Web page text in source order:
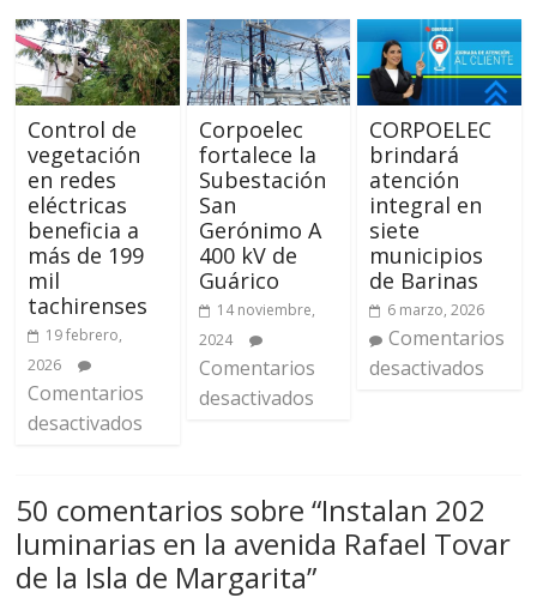
Control de
vegetación
en redes
eléctricas
beneficia a
más de 199
mil
tachirenses
19 febrero,
2026
Comentarios
desactivados
Corpoelec
fortalece la
Subestación
San
Gerónimo A
400 kV de
Guárico
14 noviembre,
2024
Comentarios
desactivados
CORPOELEC
brindará
atención
integral en
siete
municipios
de Barinas
6 marzo, 2026
Comentarios
desactivados
50 comentarios sobre “Instalan 202
luminarias en la avenida Rafael Tovar
de la Isla de Margarita”